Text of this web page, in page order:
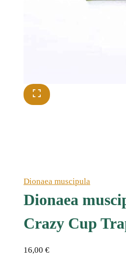
Dionaea muscipula
Dionaea
Crazy Cup
16,00 €